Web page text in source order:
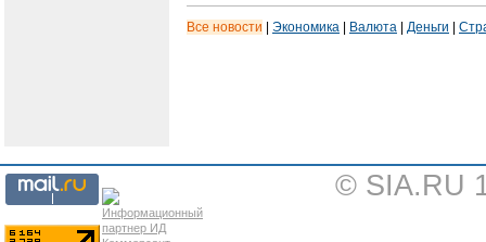
Все новости Экономика Валюта Деньги
© SIA.RU